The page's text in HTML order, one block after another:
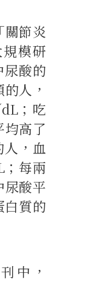
節炎
模研
尿酸的
人，
；吃
均高了
，血
每兩
尿酸平
質的
中，